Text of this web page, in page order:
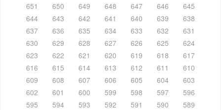
651
650 649 648 647 646
645
644
643 642 641 640 639
638
637
636 635 634 633 632
631
630
629 628 627 626 625
624
623
622 621 620 619 618
617
616
615 614 613 612 611
610
609
608 607 606 605 604
603
602
601 600 599 598 597
596
595
594 593 592 591 590
589